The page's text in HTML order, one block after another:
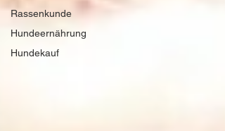
Rassenkunde
Hundeernährung
Hundekauf